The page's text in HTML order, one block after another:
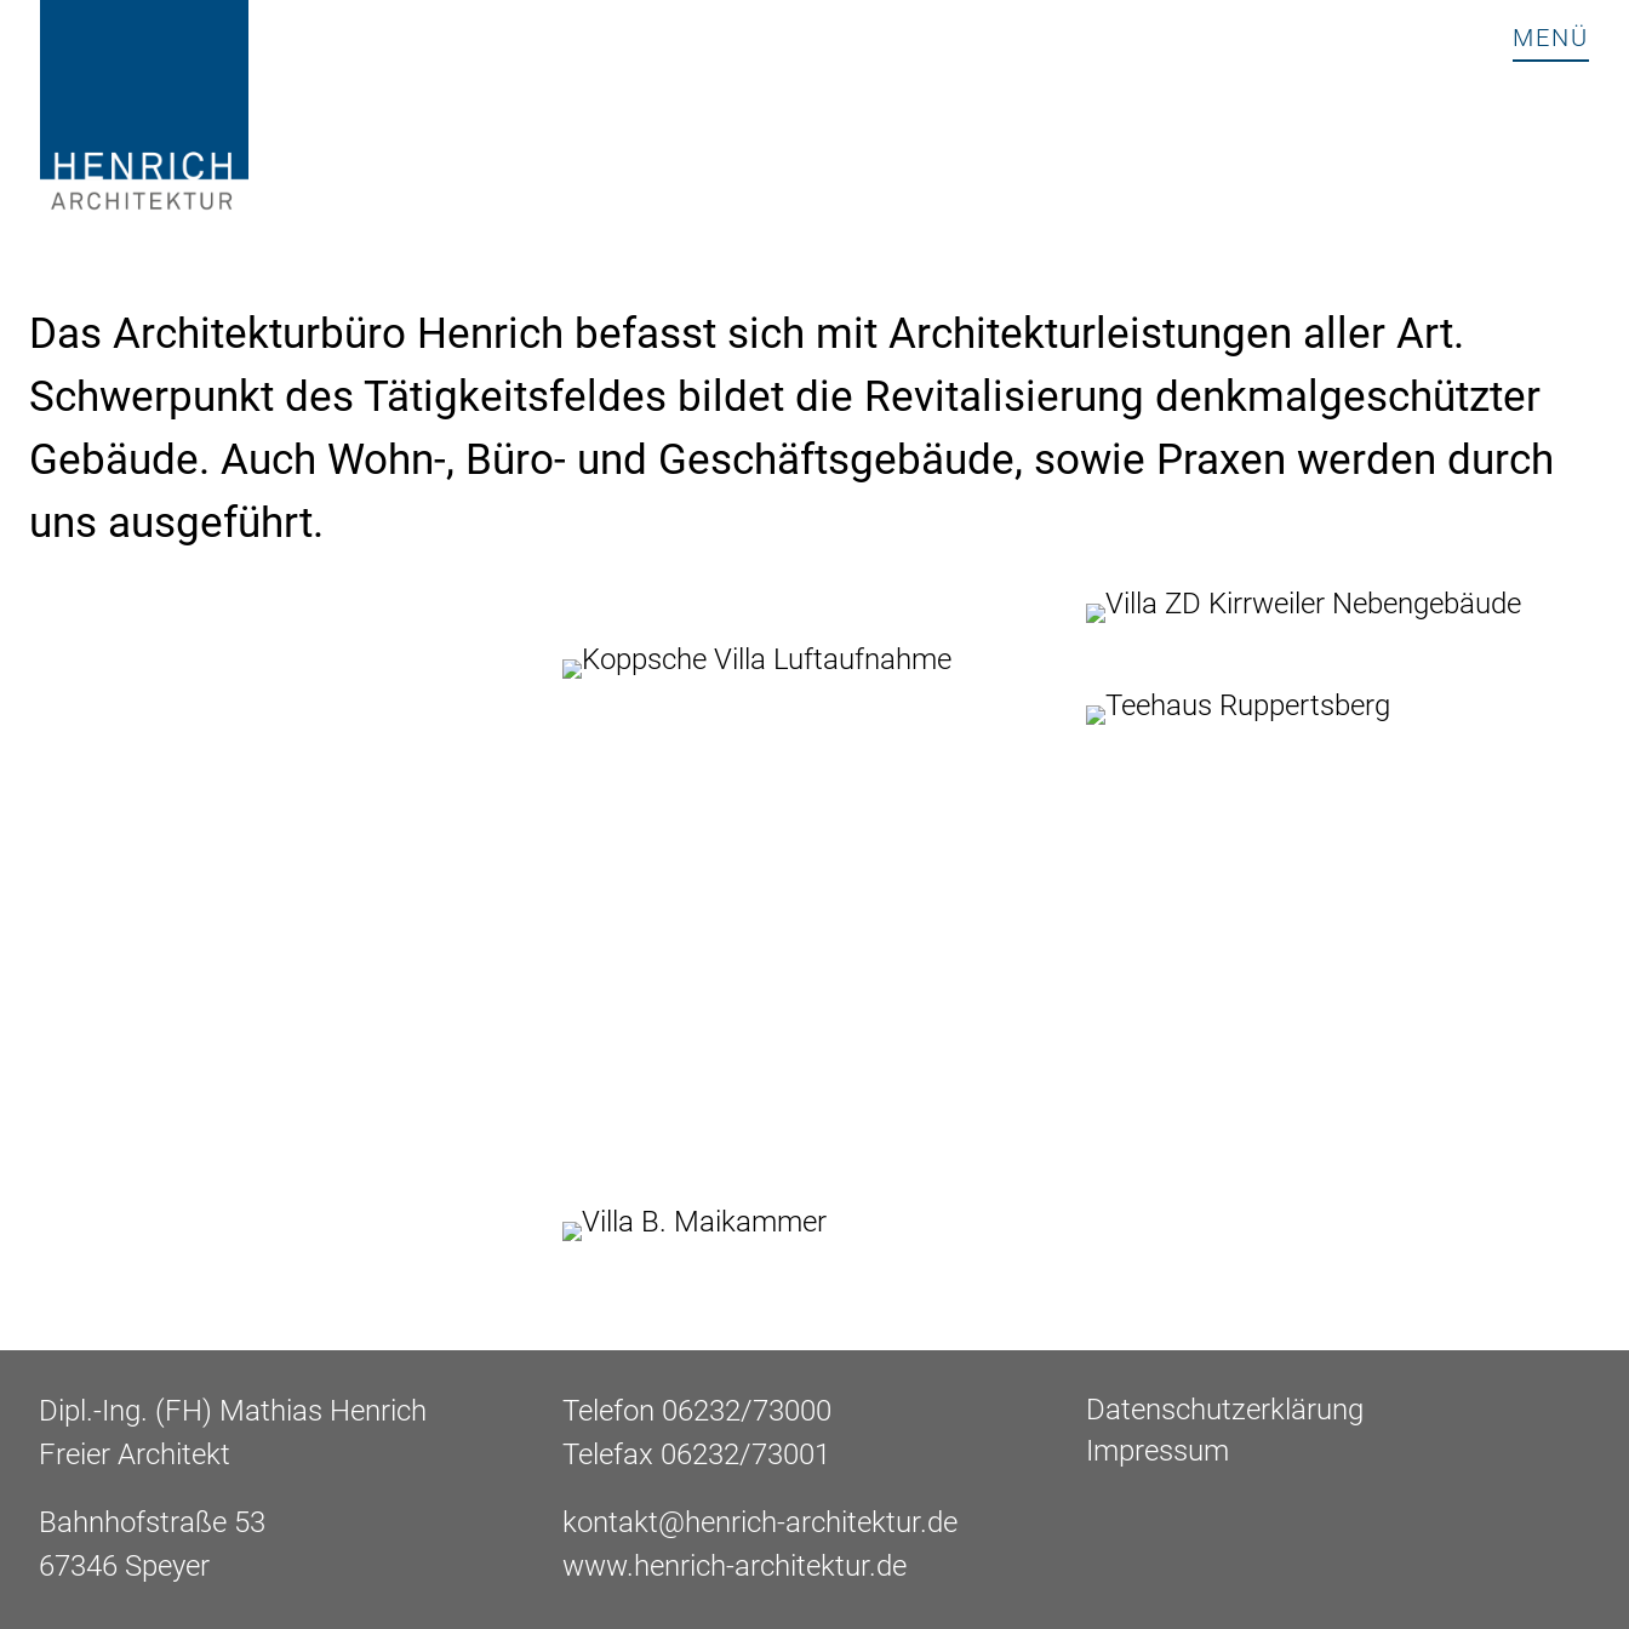
MENÜ
Das Architekturbüro Henrich befasst sich mit Architekturleistungen aller Art.
Schwerpunkt des Tätigkeitsfeldes bildet die Revitalisierung denkmalgeschützter
Gebäude. Auch Wohn-, Büro- und Geschäftsgebäude, sowie Praxen werden durch
uns ausgeführt.
Dipl.-Ing. (FH) Mathias Henrich
Freier Architekt
Bahnhofstraße 53
67346 Speyer
Telefon 06232/73000
Telefax 06232/73001
kontakt@henrich-architektur.de
www.henrich-architektur.de
Datenschutzerklärung
Impressum